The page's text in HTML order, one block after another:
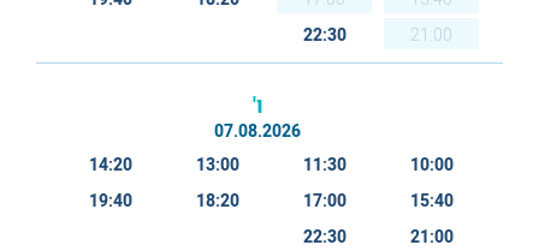
21:00
22:30
ו'
07.08.2026
10:00
11:30
13:00
14:20
15:40
17:00
18:20
19:40
21:00
22:30